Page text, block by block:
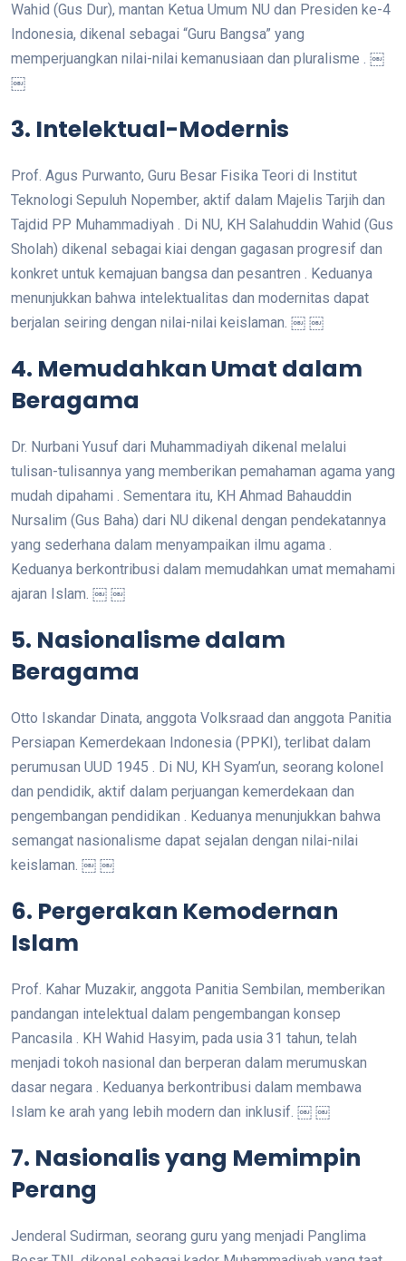
Wahid (Gus Dur), mantan Ketua Umum NU dan Presiden ke-4
Indonesia, dikenal sebagai “Guru Bangsa” yang
memperjuangkan nilai-nilai kemanusiaan dan pluralisme . ￼
￼
3. Intelektual-Modernis
Prof. Agus Purwanto, Guru Besar Fisika Teori di Institut
Teknologi Sepuluh Nopember, aktif dalam Majelis Tarjih dan
Tajdid PP Muhammadiyah . Di NU, KH Salahuddin Wahid (Gus
Sholah) dikenal sebagai kiai dengan gagasan progresif dan
konkret untuk kemajuan bangsa dan pesantren . Keduanya
menunjukkan bahwa intelektualitas dan modernitas dapat
berjalan seiring dengan nilai-nilai keislaman. ￼ ￼
4. Memudahkan Umat dalam
Beragama
Dr. Nurbani Yusuf dari Muhammadiyah dikenal melalui
tulisan-tulisannya yang memberikan pemahaman agama yang
mudah dipahami . Sementara itu, KH Ahmad Bahauddin
Nursalim (Gus Baha) dari NU dikenal dengan pendekatannya
yang sederhana dalam menyampaikan ilmu agama .
Keduanya berkontribusi dalam memudahkan umat memahami
ajaran Islam. ￼ ￼
5. Nasionalisme dalam
Beragama
Otto Iskandar Dinata, anggota Volksraad dan anggota Panitia
Persiapan Kemerdekaan Indonesia (PPKI), terlibat dalam
perumusan UUD 1945 . Di NU, KH Syam’un, seorang kolonel
dan pendidik, aktif dalam perjuangan kemerdekaan dan
pengembangan pendidikan . Keduanya menunjukkan bahwa
semangat nasionalisme dapat sejalan dengan nilai-nilai
keislaman. ￼ ￼
6. Pergerakan Kemodernan
Islam
Prof. Kahar Muzakir, anggota Panitia Sembilan, memberikan
pandangan intelektual dalam pengembangan konsep
Pancasila . KH Wahid Hasyim, pada usia 31 tahun, telah
menjadi tokoh nasional dan berperan dalam merumuskan
dasar negara . Keduanya berkontribusi dalam membawa
Islam ke arah yang lebih modern dan inklusif. ￼ ￼
7. Nasionalis yang Memimpin
Perang
Jenderal Sudirman, seorang guru yang menjadi Panglima